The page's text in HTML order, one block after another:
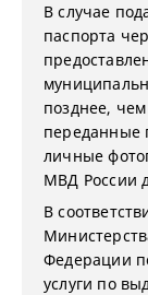
В случае
паспорта
позднее,
переданные
личные
МВД России
В
Федерации
услуги по